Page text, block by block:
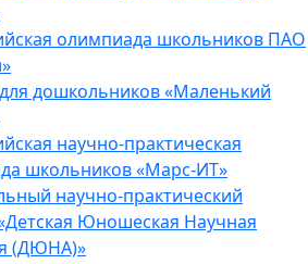
олимпиада школьников ПАО
дошкольников «Маленький
научно-практическая
школьников «Марс-ИТ»
научно-практический
Юношеская Научная
(ДЮНА)»